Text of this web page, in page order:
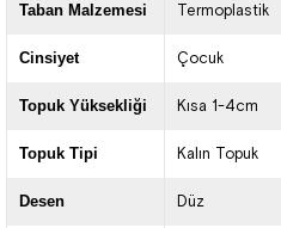
Taban Malzemesi Termoplastik
Cinsiyet Çocuk
Topuk Yüksekliği Kısa 1-4cm
Topuk Tipi Kalın Topuk
Desen Düz